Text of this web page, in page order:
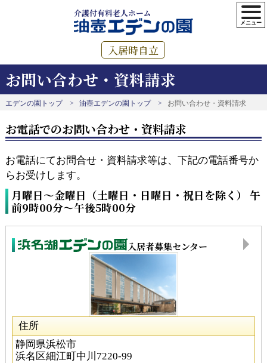
介護付有料老人ホーム
入居時自立
お問い合わせ・資料請求
エデンの園トップ 油壺エデンの園トップ お問い合わせ・資料請求
お電話でのお問い合わせ・資料請求
お電話にてお問合せ・資料請求等は、下記の電話番号か
らお受けします。
月曜日～金曜日（土曜日・日曜日・祝日を除く） 午
前9時00分～午後5時00分
入居者募集センター
住所
静岡県浜松市
浜名区細江町中川7220-99